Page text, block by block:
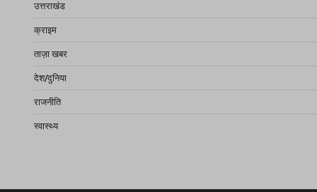
उत्तराखंड
क्राइम
ताज़ा खबर
देश/दुनिया
राजनीति
स्वास्थ्य